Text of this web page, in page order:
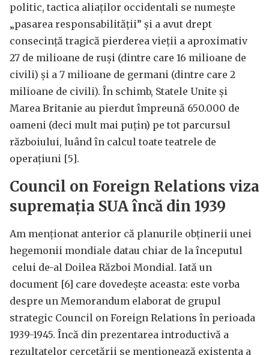
politic, tactica aliaților occidentali se numește
„pasarea responsabilității” și a avut drept
consecință tragică pierderea vieții a aproximativ
27 de milioane de ruși (dintre care 16 milioane de
civili) și a 7 milioane de germani (dintre care 2
milioane de civili). În schimb, Statele Unite și
Marea Britanie au pierdut împreună 650.000 de
oameni (deci mult mai puțin) pe tot parcursul
războiului, luând în calcul toate teatrele de
operațiuni [5].
Council on Foreign Relations viza
supremația SUA încă din 1939
Am menționat anterior că planurile obținerii unei
hegemonii mondiale datau chiar de la începutul
celui de-al Doilea Război Mondial. Iată un
document [6] care dovedește aceasta: este vorba
despre un Memorandum elaborat de grupul
strategic Council on Foreign Relations în perioada
1939-1945. Încă din prezentarea introductivă a
rezultatelor cercetării se menționează existența a